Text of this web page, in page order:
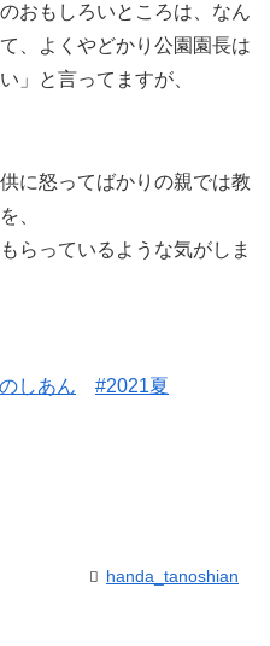
おもしろいところは、なん
、よくやどかり公園園長は
」と言ってますが、
に怒ってばかりの親では教
、
らっているような気がしま
しあん #2021夏
handa_tanoshian